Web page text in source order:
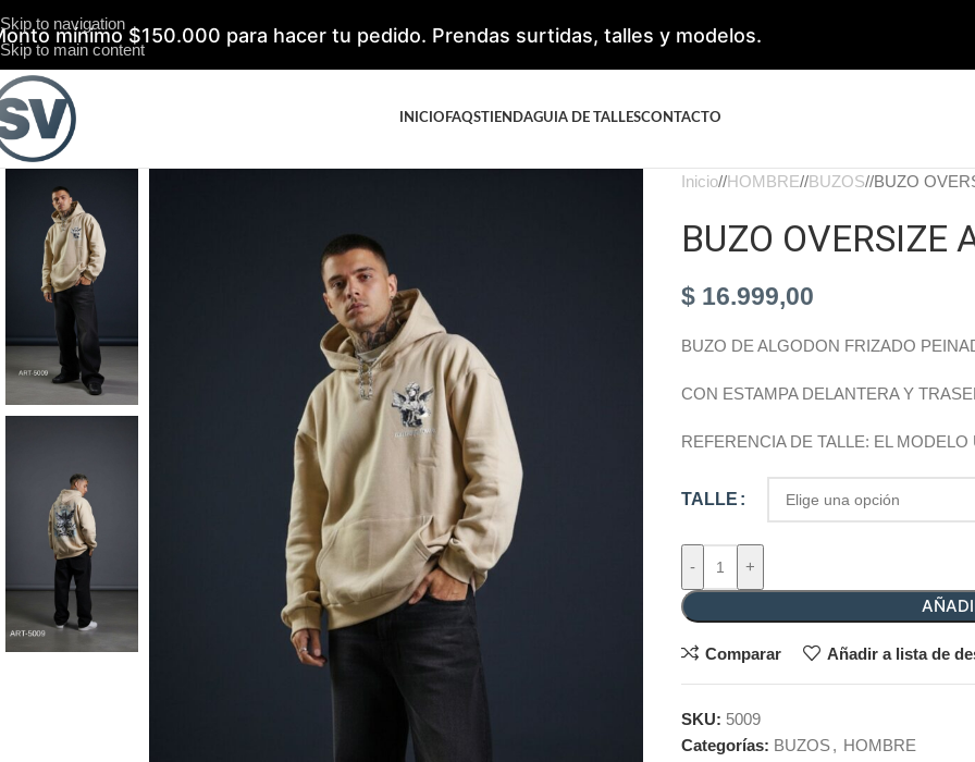
Skip to navigation
Skip to main content
mínimo $150.000 para hacer tu pedido. Prendas surtidas, talles y modelos.
INICIO FAQSTIENDAGUIA DE TALLESCONTACTO
Inicio/ HOMBRE/ BUZOS/ BUZO
BUZO OVERSIZE
$16.999,00
BUZO DE ALGODON FRIZADO
CON ESTAMPA DELANTERA Y
REFERENCIA DE TALLE: EL MODELO
TALLE
- +
Comparar Añadir a lista de
SKU: 5009
Categorías: BUZOS, HOMBRE